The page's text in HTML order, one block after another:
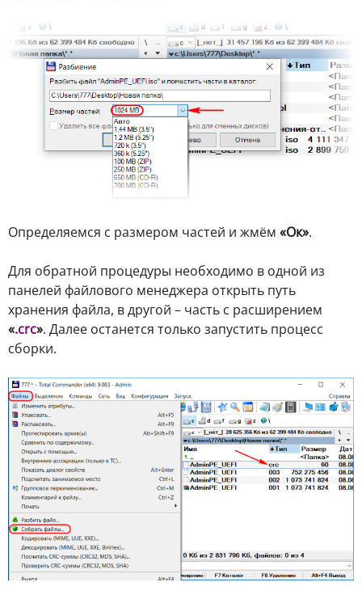
Определяемся с размером частей и жмём «Ок».
Для обратной процедуры необходимо в одной из
панелей файлового менеджера открыть путь
хранения файла, в другой – часть с расширением
«.crc». Далее останется только запустить процесс
сборки.